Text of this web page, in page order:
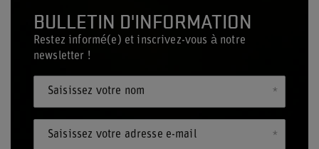
BULLETIN D'INFORMATION
Restez informé(e) et inscrivez-vous à notre
newsletter !
Saisissez votre nom
Saisissez votre adresse e-mail